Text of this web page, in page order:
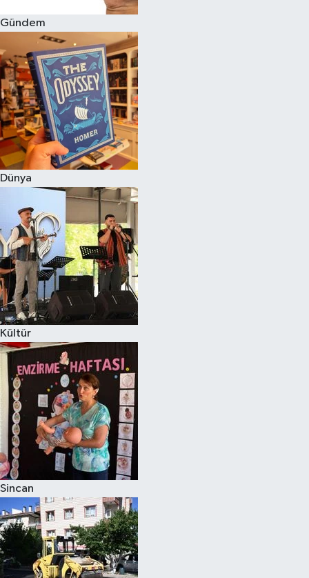
Gündem
Dünya
Kültür
Sincan